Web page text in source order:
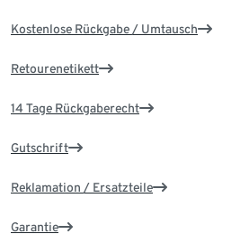
Kostenlose Rückgabe / Umtausch
Retourenetikett
14 Tage Rückgaberecht
Gutschrift
Reklamation / Ersatzteile
Garantie